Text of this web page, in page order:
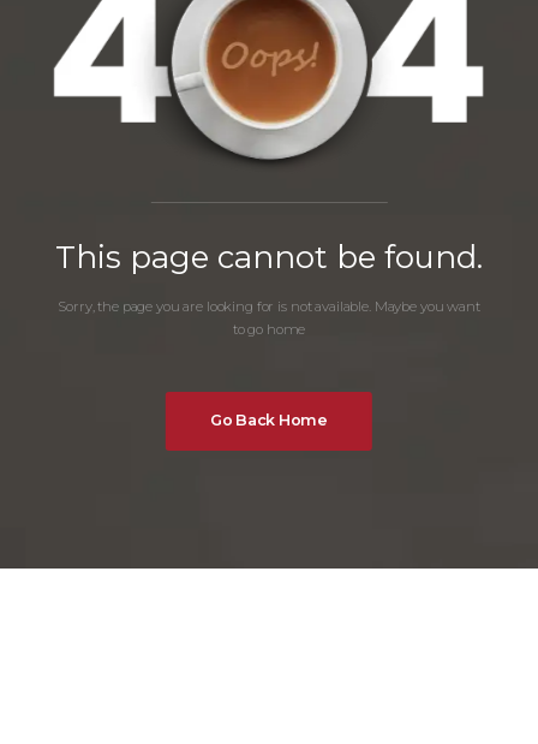
This page cannot be found.
Sorry, the page you are looking for is not available. Maybe you want
to go home
Go Back Home